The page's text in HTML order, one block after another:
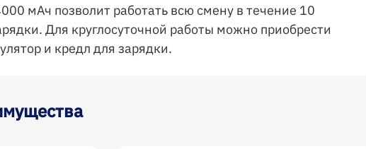
мАч позволит работать всю смену в течение 10
Для круглосуточной работы можно приобрести
и кредл для зарядки.